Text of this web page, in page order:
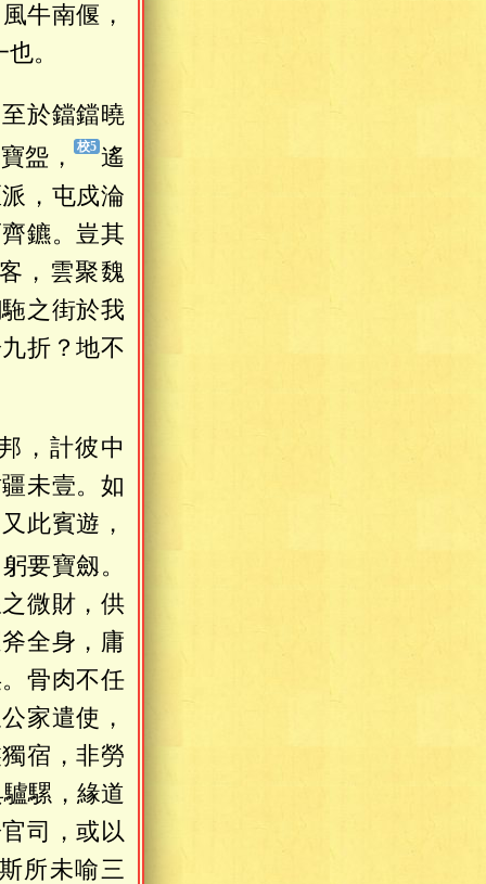
牛南偃，
。
於鐺鐺曉
盌，
遙
，屯戍淪
鑣。豈其
，雲聚魏
之街於我
折？地不
，計彼中
未壹。如
此賓遊，
要寶劔。
微財，供
全身，庸
骨肉不任
家遣使，
宿，非勞
騾，緣道
司，或以
所未喻三